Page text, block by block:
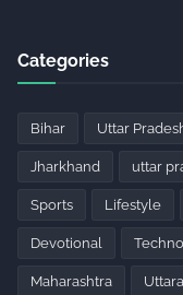
Categories
Bihar Uttar
Jharkhand uttar
Sports Lifestyle
Devotional
Maharashtra